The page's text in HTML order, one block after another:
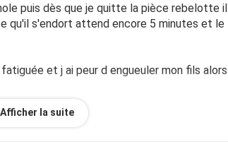
puis dès que je quitte la pièce rebelotte il
qu'il s'endort attend encore 5 minutes et le
et j ai peur d engueuler mon fils alors
Afficher la suite